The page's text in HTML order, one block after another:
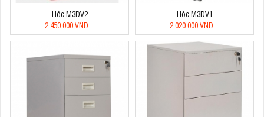
Hộc M3DV2
2.450.000 VNĐ
Hộc M3DV1
2.020.000 VNĐ